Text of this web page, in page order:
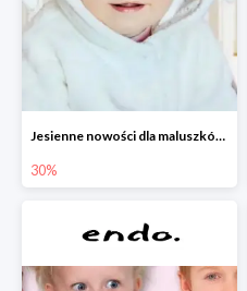
Jesienne nowości dla maluszków -30%
30%